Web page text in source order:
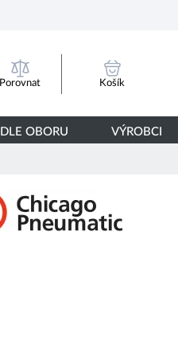
Porovnat Košík
DLE OBORU VÝROBCI